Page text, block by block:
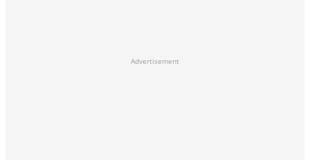
Advertisement